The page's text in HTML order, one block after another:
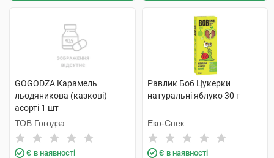
GOGODZA Карамель
льодяникова (казкові)
асорті 1 шт
ТОВ Гогодза
Є в наявності
Равлик Боб Цукерки
натуральні яблуко 30 г
Еко-Снек
Є в наявності